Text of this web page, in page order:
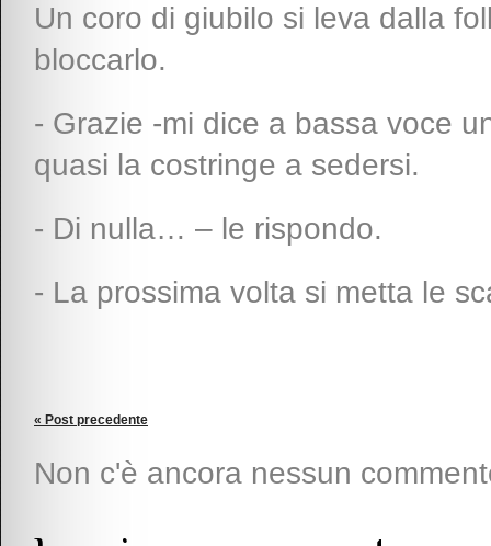
Un coro di giubilo si leva dalla
bloccarlo.
- Grazie -mi dice a bassa voce
quasi la costringe a sedersi.
- Di nulla… – le rispondo.
- La prossima volta si metta le
« Post precedente
Non c'è ancora nessun